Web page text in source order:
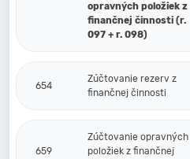
opravných položiek z
finančnej činnosti (r.
097 + r. 098)
654
Zúčtovanie rezerv z
finančnej činnosti
659
Zúčtovanie opravných
položiek z finančnej